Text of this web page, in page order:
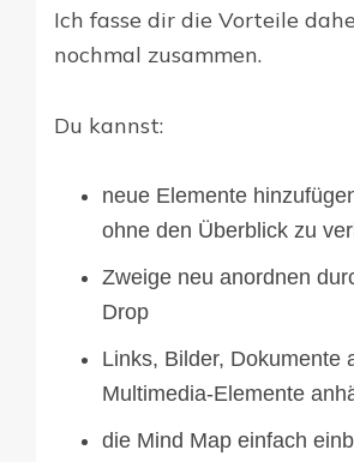
Ich fasse dir die Vorteile
nochmal zusammen.
Du kannst:
neue Elemente
ohne den Überblick zu
Zweige neu anordnen
Drop
Links, Bilder, Dokumente
Multimedia-Elemente
die Mind Map einfach